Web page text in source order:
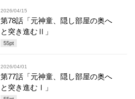
2026/04/15
第78話「元神童、隠し部屋の奥へ
と突き進むⅡ」
55pt
2026/04/01
第77話「元神童、隠し部屋の奥へ
と突き進むⅠ」